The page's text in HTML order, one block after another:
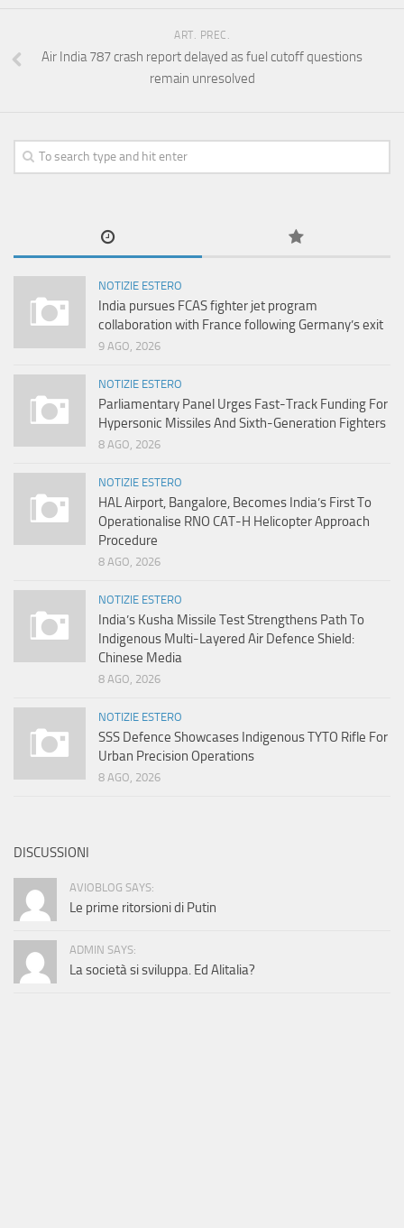
ART. PREC.
Air India 787 crash report delayed as fuel cutoff questions
remain unresolved
NOTIZIE ESTERO
India pursues FCAS fighter jet program
collaboration with France following Germany’s exit
9 AGO, 2026
NOTIZIE ESTERO
Parliamentary Panel Urges Fast-Track Funding For
Hypersonic Missiles And Sixth-Generation Fighters
8 AGO, 2026
NOTIZIE ESTERO
HAL Airport, Bangalore, Becomes India’s First To
Operationalise RNO CAT-H Helicopter Approach
Procedure
8 AGO, 2026
NOTIZIE ESTERO
India’s Kusha Missile Test Strengthens Path To
Indigenous Multi-Layered Air Defence Shield:
Chinese Media
8 AGO, 2026
NOTIZIE ESTERO
SSS Defence Showcases Indigenous TYTO Rifle For
Urban Precision Operations
8 AGO, 2026
DISCUSSIONI
AVIOBLOG SAYS:
Le prime ritorsioni di Putin
ADMIN SAYS:
La società si sviluppa. Ed Alitalia?